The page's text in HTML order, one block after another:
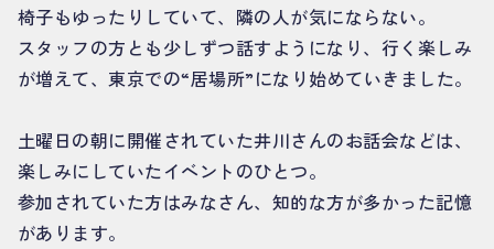
椅子もゆったりしていて、隣の人が気にならない。
スタッフの方とも少しずつ話すようになり、行く楽しみ
が増えて、東京での“居場所”になり始めていきました。
土曜日の朝に開催されていた井川さんのお話会などは、
楽しみにしていたイベントのひとつ。
参加されていた方はみなさん、知的な方が多かった記憶
があります。